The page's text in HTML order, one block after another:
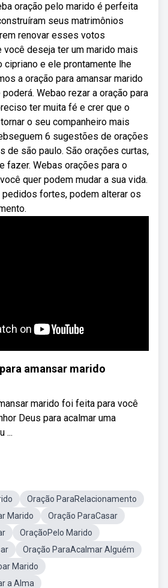
oração pelo marido é perfeita
seus matrimônios
renovar esses votos
você deseja ter um marido mais
cipriano e ele prontamente lhe
a oração para amansar marido
Webao rezar a oração para
ter muita fé e crer que o
o seu companheiro mais
6 sugestões de orações
de são paulo. São orações curtas,
fazer. Webas orações para o
quer podem mudar a sua vida.
fortes, podem alterar os
amansar marido
marido foi feita para você
Deus para acalmar uma
...
Oração ParaRelacionamento
Marido
Oração ParaCasar
OraçãoPelo Marido
Oração ParaAcalmar Alguém
Marido
a Alma